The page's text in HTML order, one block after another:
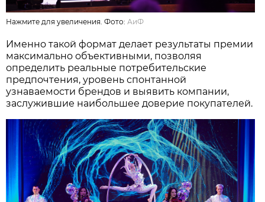
Нажмите для увеличения. Фото: АиФ
Именно такой формат делает результаты премии
максимально объективными, позволяя
определить реальные потребительские
предпочтения, уровень спонтанной
узнаваемости брендов и выявить компании,
заслужившие наибольшее доверие покупателей.